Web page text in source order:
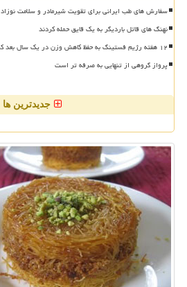
سفارش های طب ایرانی برای تقویت شیرمادر و سلامت نوزاد
نهنگ های قاتل باردیگر به یک قایق حمله کردند
۱۲ هفته رژیم فستینگ به حفظ کاهش وزن در یک سال بعد کمک نماید
پرواز گروهی از تنهایی به صرفه تر است
جدیدترین ها